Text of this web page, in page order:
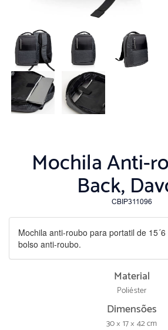
Mochila Anti-
Back,CBIP311096
Mochila anti-roubo para portatil de
bolso anti-roubo.
Material
Poliéster
Dimensões
30 × 17 × 42 cm